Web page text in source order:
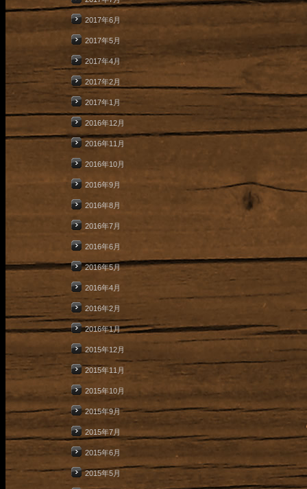
2017年6月
2017年5月
2017年4月
2017年2月
2017年1月
2016年12月
2016年11月
2016年10月
2016年9月
2016年8月
2016年7月
2016年6月
2016年5月
2016年4月
2016年2月
2016年1月
2015年12月
2015年11月
2015年10月
2015年9月
2015年7月
2015年6月
2015年5月